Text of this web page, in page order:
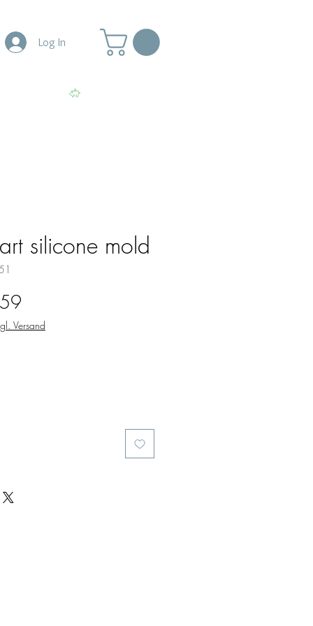
Log In
silicone mold
Price
Versand